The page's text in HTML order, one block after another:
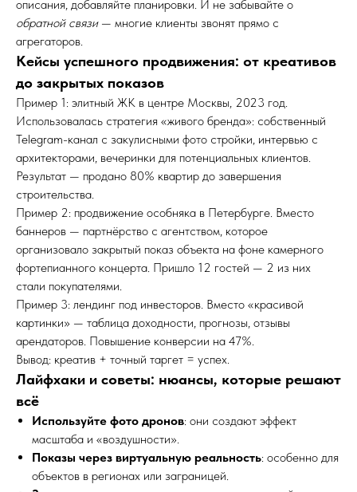
описания, добавляйте планировки. И не забывайте о
обратной связи— многие клиенты звонят прямо с
агрегаторов.
Кейсы успешного продвижения: от креативов
до закрытых показов
Пример 1: элитный ЖК в центре Москвы, 2023 год.
Использовалась стратегия «живого бренда»: собственный
Telegram-канал с закулисными фото стройки, интервью с
архитекторами, вечеринки для потенциальных клиентов.
Результат — продано 80% квартир до завершения
строительства.
Пример 2: продвижение особняка в Петербурге. Вместо
баннеров — партнёрство с агентством, которое
организовало закрытый показ объекта на фоне камерного
фортепианного концерта. Пришло 12 гостей — 2 из них
стали покупателями.
Пример 3: лендинг под инвесторов. Вместо «красивой
картинки» — таблица доходности, прогнозы, отзывы
арендаторов. Повышение конверсии на 47%.
Вывод: креатив + точный таргет = успех.
Лайфхаки и советы: нюансы, которые решают
всё
Используйте фото дронов: они создают эффект
масштаба и «воздушности».
Показы через виртуальную реальность: особенно для
объектов в регионах или заграницей.